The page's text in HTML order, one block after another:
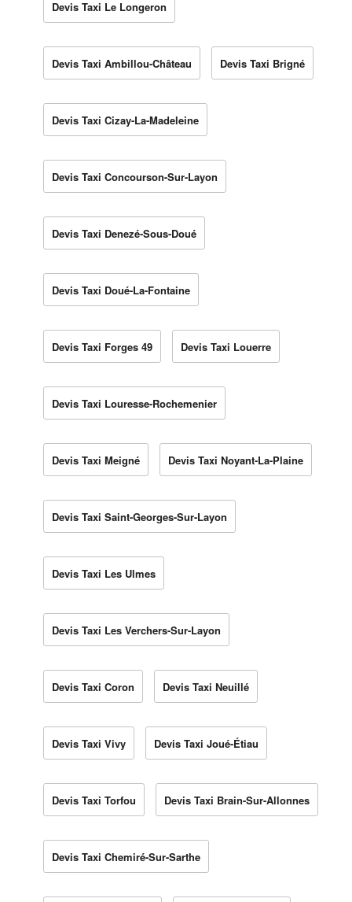
Devis Taxi Le Longeron
Devis Taxi Ambillou-Château Devis Taxi Brigné
Devis Taxi Cizay-La-Madeleine
Devis Taxi Concourson-Sur-Layon
Devis Taxi Denezé-Sous-Doué
Devis Taxi Doué-La-Fontaine
Devis Taxi Forges 49 Devis Taxi Louerre
Devis Taxi Louresse-Rochemenier
Devis Taxi Meigné Devis Taxi Noyant-La-Plaine
Devis Taxi Saint-Georges-Sur-Layon
Devis Taxi Les Ulmes
Devis Taxi Les Verchers-Sur-Layon
Devis Taxi Coron Devis Taxi Neuillé
Devis Taxi Vivy Devis Taxi Joué-Étiau
Devis Taxi Torfou Devis Taxi Brain-Sur-Allonnes
Devis Taxi Chemiré-Sur-Sarthe